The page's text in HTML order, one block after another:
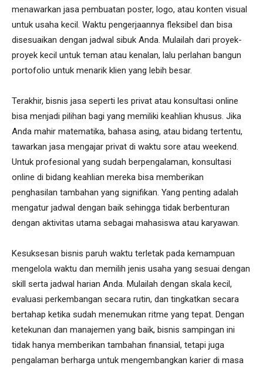
menawarkan jasa pembuatan poster, logo, atau konten visual
untuk usaha kecil. Waktu pengerjaannya fleksibel dan bisa
disesuaikan dengan jadwal sibuk Anda. Mulailah dari proyek-
proyek kecil untuk teman atau kenalan, lalu perlahan bangun
portofolio untuk menarik klien yang lebih besar.
Terakhir, bisnis jasa seperti les privat atau konsultasi online
bisa menjadi pilihan bagi yang memiliki keahlian khusus. Jika
Anda mahir matematika, bahasa asing, atau bidang tertentu,
tawarkan jasa mengajar privat di waktu sore atau weekend.
Untuk profesional yang sudah berpengalaman, konsultasi
online di bidang keahlian mereka bisa memberikan
penghasilan tambahan yang signifikan. Yang penting adalah
mengatur jadwal dengan baik sehingga tidak berbenturan
dengan aktivitas utama sebagai mahasiswa atau karyawan.
Kesuksesan bisnis paruh waktu terletak pada kemampuan
mengelola waktu dan memilih jenis usaha yang sesuai dengan
skill serta jadwal harian Anda. Mulailah dengan skala kecil,
evaluasi perkembangan secara rutin, dan tingkatkan secara
bertahap ketika sudah menemukan ritme yang tepat. Dengan
ketekunan dan manajemen yang baik, bisnis sampingan ini
tidak hanya memberikan tambahan finansial, tetapi juga
pengalaman berharga untuk mengembangkan karier di masa